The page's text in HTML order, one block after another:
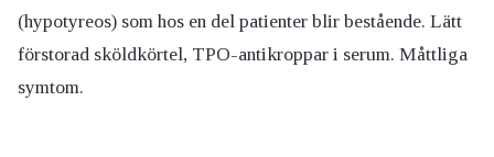
(hypotyreos) som hos en del patienter blir bestående. Lätt
förstorad sköldkörtel, TPO-antikroppar i serum. Måttliga
symtom.